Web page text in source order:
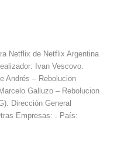
Netflix de Netflix Argentina
Ivan Vescovo.
Andrés – Rebolucion
Galluzo – Rebolucion
Dirección General
Empresas: . País: